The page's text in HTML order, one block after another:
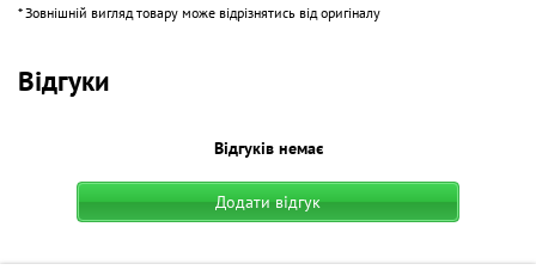
* Зовнішній вигляд товару може відрізнятись від оригіналу
Відгуки
Відгуків немає
Додати відгук